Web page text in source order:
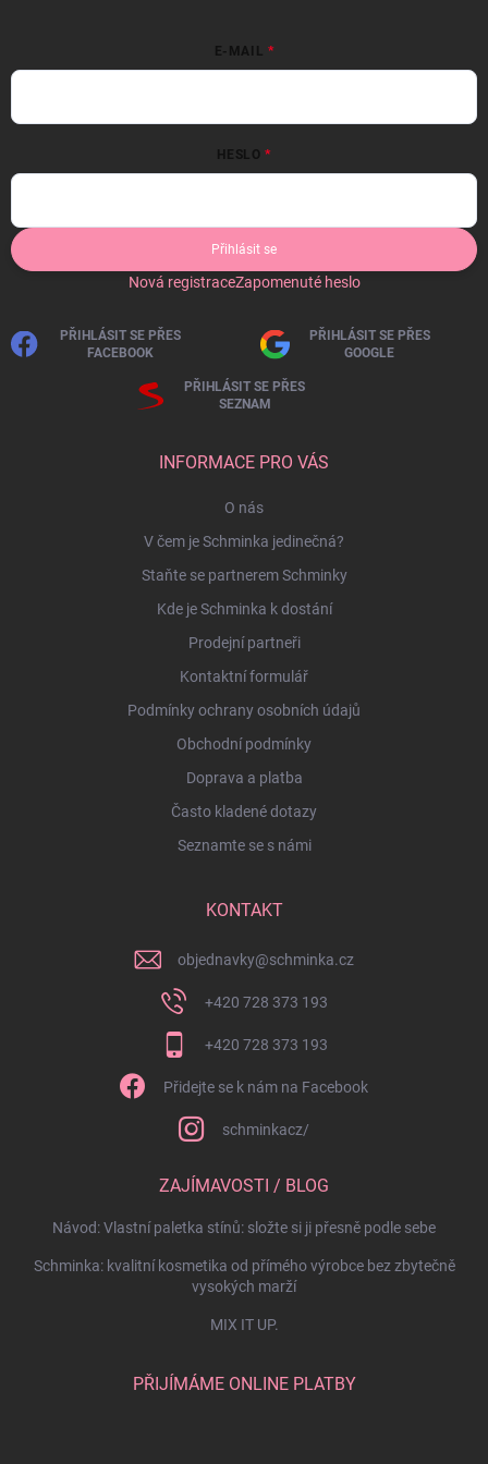
E-MAIL
HESLO
Přihlásit se
Nová registraceZapomenuté heslo
PŘIHLÁSIT SE PŘES
FACEBOOK
PŘIHLÁSIT SE PŘES
GOOGLE
PŘIHLÁSIT SE PŘES
SEZNAM
INFORMACE PRO VÁS
O nás
V čem je Schminka jedinečná?
Staňte se partnerem Schminky
Kde je Schminka k dostání
Prodejní partneři
Kontaktní formulář
Podmínky ochrany osobních údajů
Obchodní podmínky
Doprava a platba
Často kladené dotazy
Seznamte se s námi
KONTAKT
objednavky@schminka.cz
+420 728 373 193
+420 728 373 193
Přidejte se k nám na Facebook
schminkacz/
ZAJÍMAVOSTI / BLOG
Návod: Vlastní paletka stínů: složte si ji přesně podle sebe
Schminka: kvalitní kosmetika od přímého výrobce bez zbytečně
vysokých marží
MIX IT UP.
PŘIJÍMÁME ONLINE PLATBY